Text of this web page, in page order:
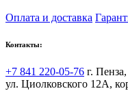
Оплата и доставка
Контакты:
+7 841 220-05-76 г. Пенза,
ул. Циолковского 12А,